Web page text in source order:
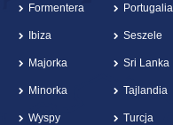
Formentera
Ibiza
Majorka
Minorka
Wyspy
Portugalia
Seszele
Sri Lanka
Tajlandia
Turcja